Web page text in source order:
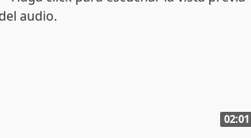
02:01